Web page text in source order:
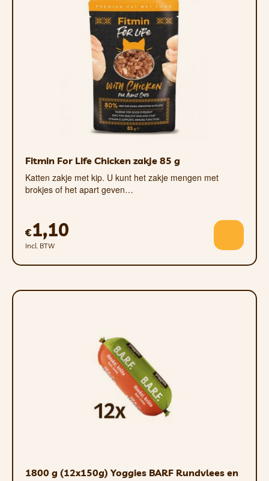
Fitmin For Life Chicken zakje 85 g
Katten zakje met kip. U kunt het zakje mengen met
brokjes of het apart geven…
€1,10
Incl. BTW
1800 g (12x150g) Yoggies BARF Rundvlees en